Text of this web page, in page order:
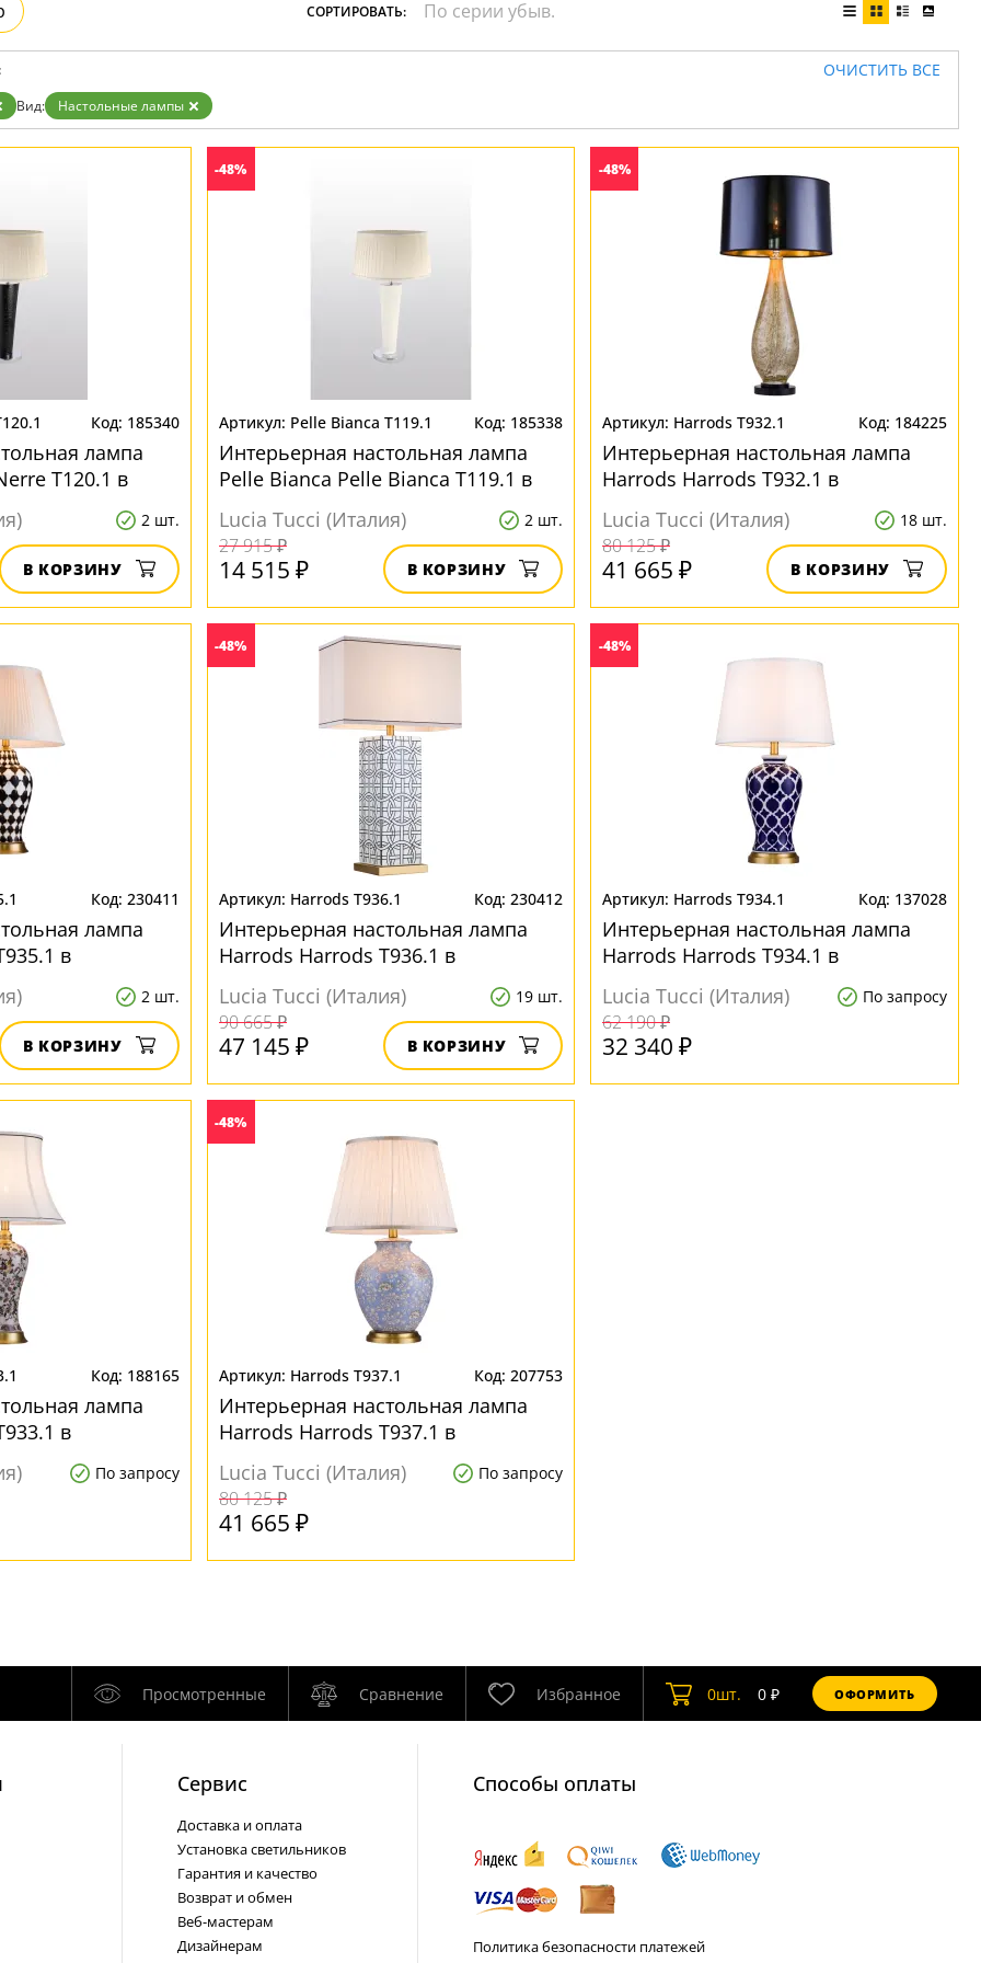
Черные
СОРТИРОВАТЬ:
ОЧИСТИТЬ ВСЕ
Вид: Настольные лампы
185340
лампа
T120.1 в
2 шт.
В КОРЗИНУ
-48%
Pelle Bianca T119.1 185338
Интерьерная настольная лампа
Pelle Bianca Pelle Bianca T119.1 в
классическом стиле
Lucia Tucci (Италия) 2 шт.
27 915 ₽
14 515 ₽ В КОРЗИНУ
-48%
Harrods T932.1 184225
Интерьерная настольная лампа
Harrods Harrods T932.1 в
классическом стиле
Lucia Tucci (Италия) 18 шт.
80 125 ₽
41 665 ₽ В КОРЗИНУ
230411
лампа
в
2 шт.
В КОРЗИНУ
-48%
Harrods T936.1 230412
Интерьерная настольная лампа
Harrods Harrods T936.1 в
классическом стиле
Lucia Tucci (Италия) 19 шт.
90 665 ₽
47 145 ₽ В КОРЗИНУ
-48%
Harrods T934.1 137028
Интерьерная настольная лампа
Harrods Harrods T934.1 в
классическом стиле
Lucia Tucci (Италия) По запросу
62 190 ₽
32 340 ₽
188165
лампа
в
По запросу
-48%
Harrods T937.1 207753
Интерьерная настольная лампа
Harrods Harrods T937.1 в
классическом стиле
Lucia Tucci (Италия) По запросу
80 125 ₽
41 665 ₽
Просмотренные Сравнение Избранное 0шт. 0₽ ОФОРМИТЬ
Cервис
Доставка и оплата
Установка светильников
Гарантия и качество
Возврат и обмен
Веб-мастерам
Дизайнерам
Способы оплаты
Политика безопасности платежей